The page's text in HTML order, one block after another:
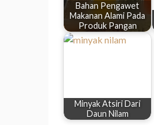
Bahan Pengawet
Makanan Alami Pada
Produk Pangan
Minyak Atsiri Dari
Daun Nilam